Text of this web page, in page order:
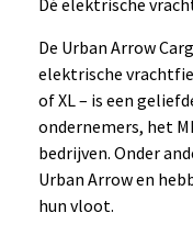
Dé elektrische
De Urban Arrow
elektrische
of XL – is een
ondernemers, het
bedrijven. Onder
Urban Arrow en
hun vloot.